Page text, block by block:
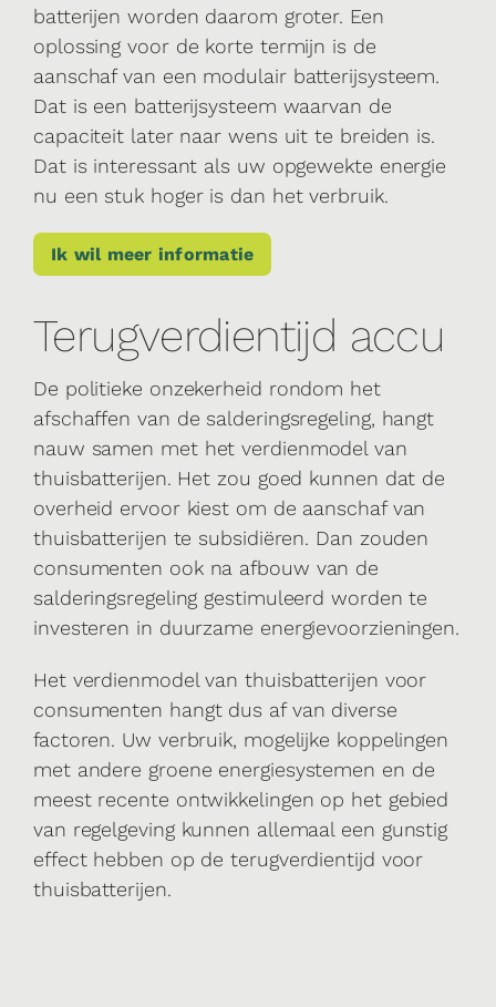
batterijen worden daarom groter. Een
oplossing voor de korte termijn is de
aanschaf van een modulair batterijsysteem.
Dat is een batterijsysteem waarvan de
capaciteit later naar wens uit te breiden is.
Dat is interessant als uw opgewekte energie
nu een stuk hoger is dan het verbruik.
Ik wil meer informatie
Terugverdientijd accu
De politieke onzekerheid rondom het
afschaffen van de salderingsregeling, hangt
nauw samen met het verdienmodel van
thuisbatterijen. Het zou goed kunnen dat de
overheid ervoor kiest om de aanschaf van
thuisbatterijen te subsidiëren. Dan zouden
consumenten ook na afbouw van de
salderingsregeling gestimuleerd worden te
investeren in duurzame energievoorzieningen.
Het verdienmodel van thuisbatterijen voor
consumenten hangt dus af van diverse
factoren. Uw verbruik, mogelijke koppelingen
met andere groene energiesystemen en de
meest recente ontwikkelingen op het gebied
van regelgeving kunnen allemaal een gunstig
effect hebben op de terugverdientijd voor
thuisbatterijen.